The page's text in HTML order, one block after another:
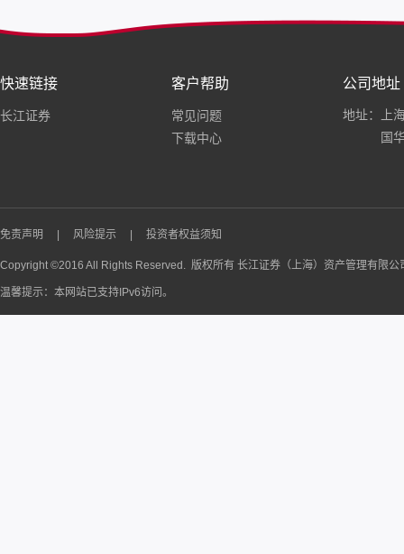
快速链接
长江证券
客户帮助
常见问题
下载中心
公司地址
地址：上
国
免责声明 风险提示 投资者权益须知
Copyright ©2016 All Rights Reserved. 版权所有 长江证券（上海）资产管理有限
温馨提示：本网站已支持IPv6访问。